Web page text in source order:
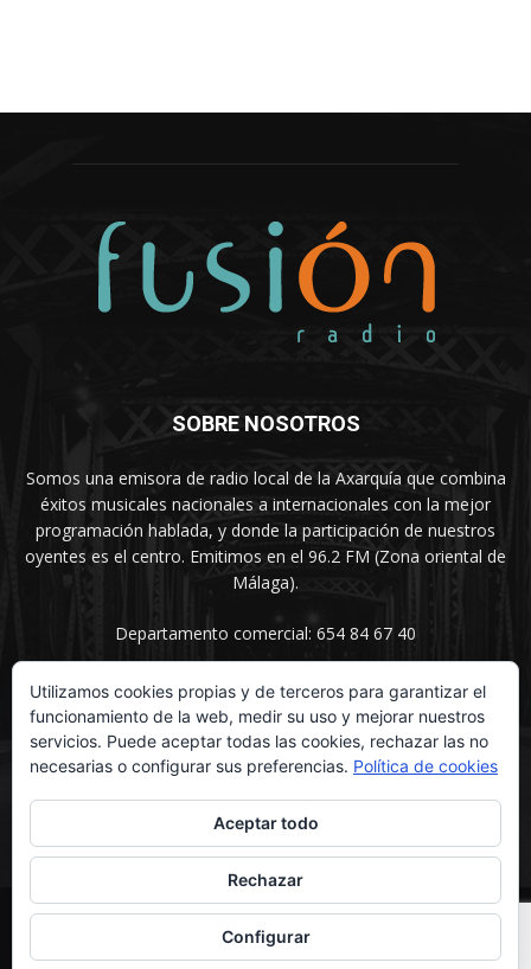
SOBRE NOSOTROS
Somos una emisora de radio local de la Axarquía que combina
éxitos musicales nacionales a internacionales con la mejor
programación hablada, y donde la participación de nuestros
oyentes es el centro. Emitimos en el 96.2 FM (Zona oriental de
Málaga).
Departamento comercial: 654 84 67 40
SÍGUENOS
© UNIMEDIOS - Agencia de Marketing en Vélez-Málaga 2026
Inicio Secciones La voz del sentimiento Contacta
Utilizamos cookies propias y de terceros para garantizar el
funcionamiento de la web, medir su uso y mejorar nuestros
servicios. Puede aceptar todas las cookies, rechazar las no
necesarias o configurar sus preferencias. Política de cookies
Aceptar todo
Rechazar
Configurar